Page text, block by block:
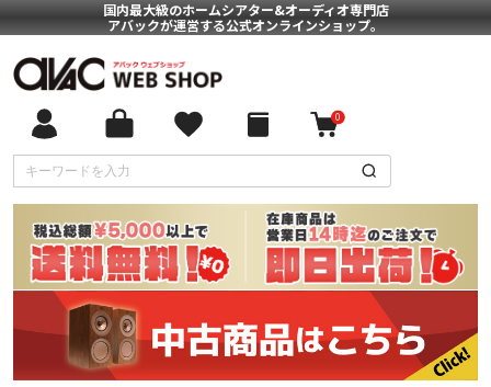
国内最大級のホームシアター&オーディオ専門店
アバックが運営する公式オンラインショップ。
0